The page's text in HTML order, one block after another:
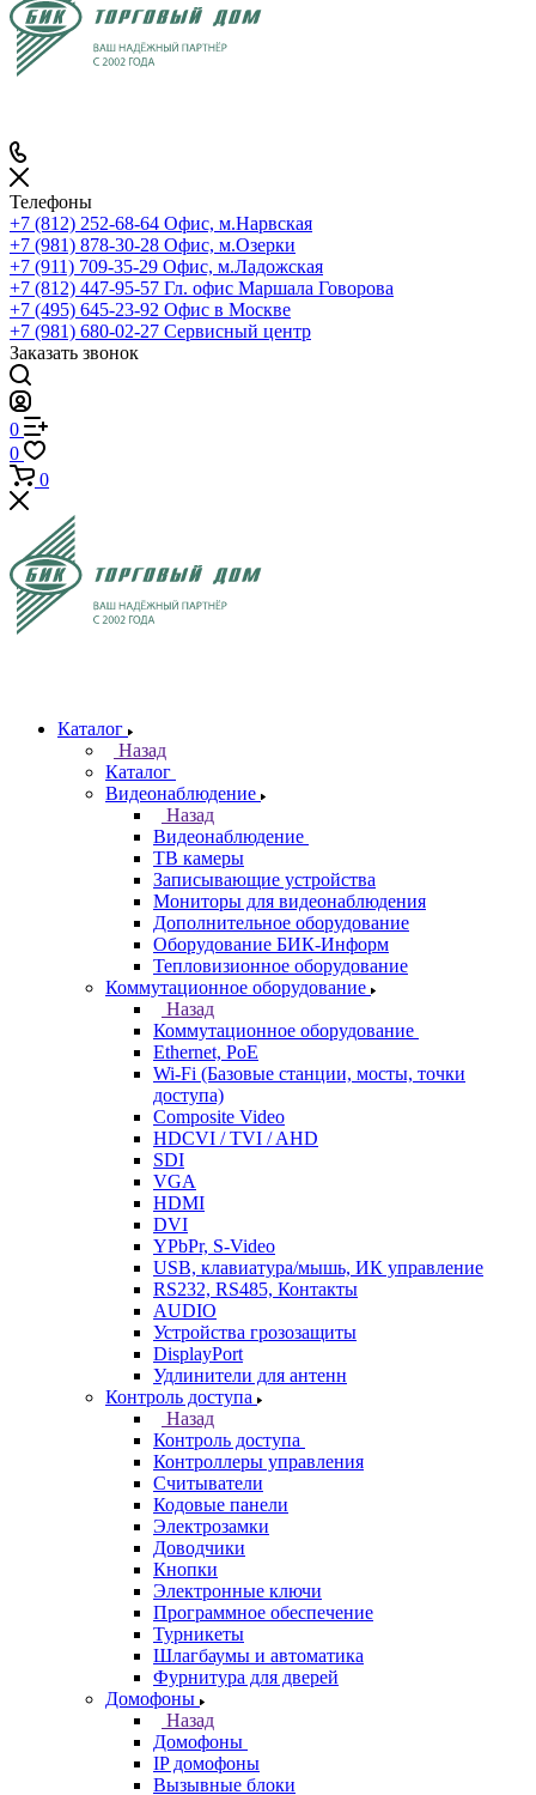
Телефоны
+7 (812) 252-68-64 Офис, м.Нарвская
+7 (981) 878-30-28 Офис, м.Озерки
+7 (911) 709-35-29 Офис, м.Ладожская
+7 (812) 447-95-57 Гл. офис Маршала Говорова
+7 (495) 645-23-92 Офис в Москве
+7 (981) 680-02-27 Сервисный центр
Заказать звонок
0
0
0
Каталог
Назад
Каталог
Видеонаблюдение
Назад
Видеонаблюдение
ТВ камеры
Записывающие устройства
Мониторы для видеонаблюдения
Дополнительное оборудование
Оборудование БИК-Информ
Тепловизионное оборудование
Коммутационное оборудование
Назад
Коммутационное оборудование
Ethernet, PoE
Wi-Fi (Базовые станции, мосты, точки
доступа)
Composite Video
HDCVI / TVI / AHD
SDI
VGA
HDMI
DVI
YPbPr, S-Video
USB, клавиатура/мышь, ИК управление
RS232, RS485, Контакты
AUDIO
Устройства грозозащиты
DisplayPort
Удлинители для антенн
Контроль доступа
Назад
Контроль доступа
Контроллеры управления
Считыватели
Кодовые панели
Электрозамки
Доводчики
Кнопки
Электронные ключи
Программное обеспечение
Турникеты
Шлагбаумы и автоматика
Фурнитура для дверей
Домофоны
Назад
Домофоны
IP домофоны
Вызывные блоки